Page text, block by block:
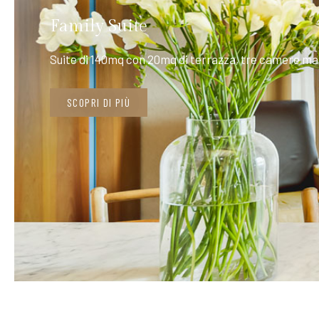
Family Suite
Suite di 140mq con 20mq di terrazza, tre camere
SCOPRI DI PIÙ